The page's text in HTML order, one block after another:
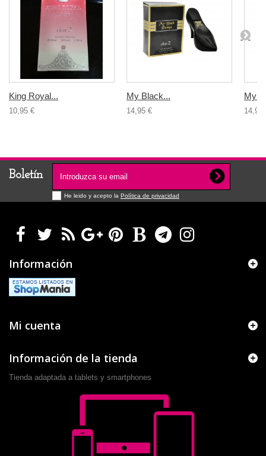
King Royal...
10,95 €
My Black...
14,95 €
My
14,95
Boletín
He leido y acepto la Política de privacidad
Información
Mi cuenta
Información de la tienda
Tienda adaptada a tablets y smartphones